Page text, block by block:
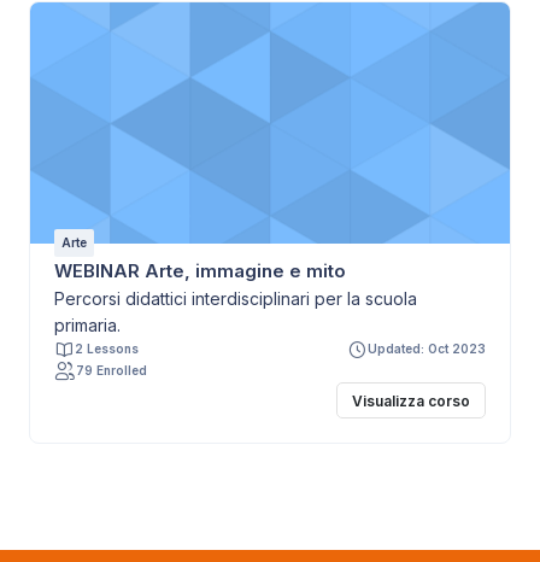
Arte
WEBINAR Arte, immagine e mito
Percorsi didattici interdisciplinari per la scuola
primaria.
2 Lessons
Updated: Oct 2023
79 Enrolled
Visualizza corso